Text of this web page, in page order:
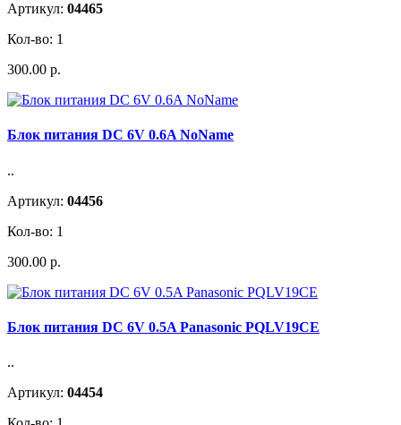
Артикул: 04465
Кол-во: 1
300.00 р.
Блок питания DC 6V 0.6A NoName
..
Артикул: 04456
Кол-во: 1
300.00 р.
Блок питания DC 6V 0.5A Panasonic PQLV19CE
..
Артикул: 04454